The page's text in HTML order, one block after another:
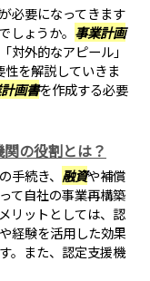
が必要になってきます
しょうか。 事業計画
対外的なアピール」
性を解説していきま
画書を作成する必要
の役割とは？
手続き、 融資や補償
て自社の事業再構築
リットとしては、認
経験を活用した効果
。また、認定支援機